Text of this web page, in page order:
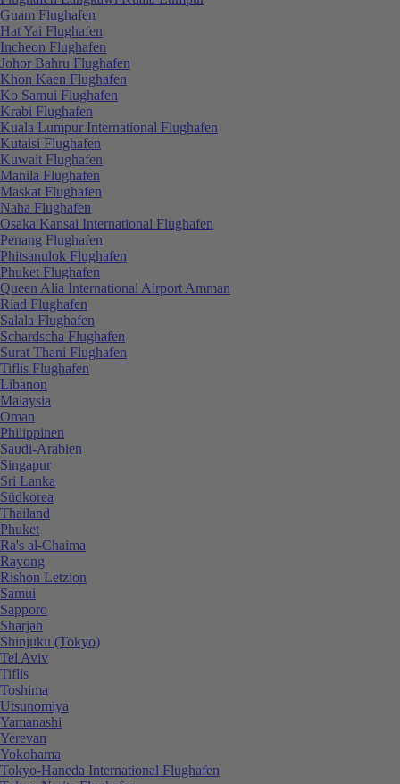
Guam Flughafen
Hat Yai Flughafen
Incheon Flughafen
Johor Bahru Flughafen
Khon Kaen Flughafen
Ko Samui Flughafen
Krabi Flughafen
Kuala Lumpur International Flughafen
Kutaisi Flughafen
Kuwait Flughafen
Manila Flughafen
Maskat Flughafen
Naha Flughafen
Osaka Kansai International Flughafen
Penang Flughafen
Phitsanulok Flughafen
Phuket Flughafen
Queen Alia International Airport Amman
Riad Flughafen
Salala Flughafen
Schardscha Flughafen
Surat Thani Flughafen
Tiflis Flughafen
Libanon
Malaysia
Oman
Philippinen
Saudi-Arabien
Singapur
Sri Lanka
Südkorea
Thailand
Phuket
Ra's al-Chaima
Rayong
Rishon Letzion
Samui
Sapporo
Sharjah
Shinjuku (Tokyo)
Tel Aviv
Tiflis
Toshima
Utsunomiya
Yamanashi
Yerevan
Yokohama
Tokyo-Haneda International Flughafen